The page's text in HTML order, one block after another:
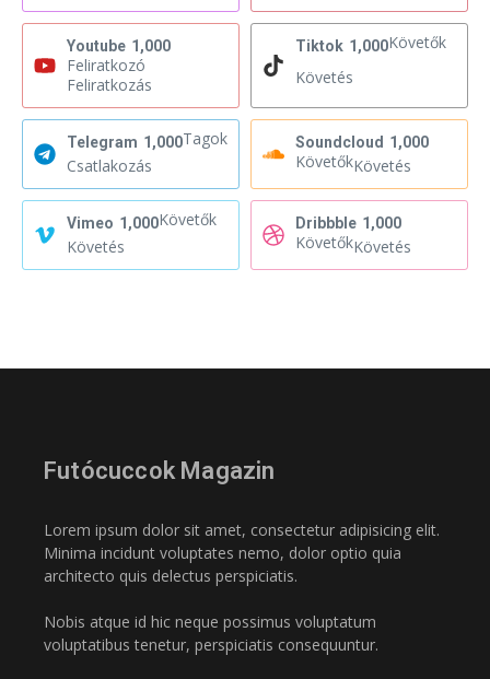
Youtube 1,000
Feliratkozó
Feliratkozás
Tiktok 1,000Követők
Követés
Telegram 1,000Tagok
Csatlakozás
Soundcloud 1,000
KövetőkKövetés
Vimeo 1,000Követők
Követés
Dribbble 1,000
KövetőkKövetés
Futócuccok Magazin
Lorem ipsum dolor sit amet, consectetur adipisicing elit.
Minima incidunt voluptates nemo, dolor optio quia
architecto quis delectus perspiciatis.
Nobis atque id hic neque possimus voluptatum
voluptatibus tenetur, perspiciatis consequuntur.